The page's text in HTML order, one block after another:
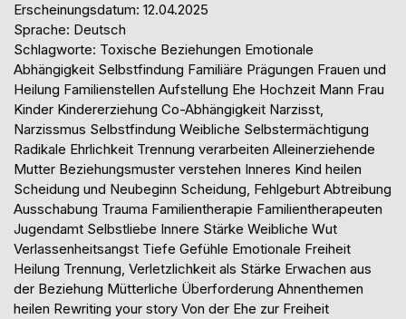
Erscheinungsdatum: 12.04.2025
Sprache: Deutsch
Schlagworte: Toxische Beziehungen Emotionale
Abhängigkeit Selbstfindung Familiäre Prägungen Frauen und
Heilung Familienstellen Aufstellung Ehe Hochzeit Mann Frau
Kinder Kindererziehung Co-Abhängigkeit Narzisst,
Narzissmus Selbstfindung Weibliche Selbstermächtigung
Radikale Ehrlichkeit Trennung verarbeiten Alleinerziehende
Mutter Beziehungsmuster verstehen Inneres Kind heilen
Scheidung und Neubeginn Scheidung, Fehlgeburt Abtreibung
Ausschabung Trauma Familientherapie Familientherapeuten
Jugendamt Selbstliebe Innere Stärke Weibliche Wut
Verlassenheitsangst Tiefe Gefühle Emotionale Freiheit
Heilung Trennung, Verletzlichkeit als Stärke Erwachen aus
der Beziehung Mütterliche Überforderung Ahnenthemen
heilen Rewriting your story Von der Ehe zur Freiheit